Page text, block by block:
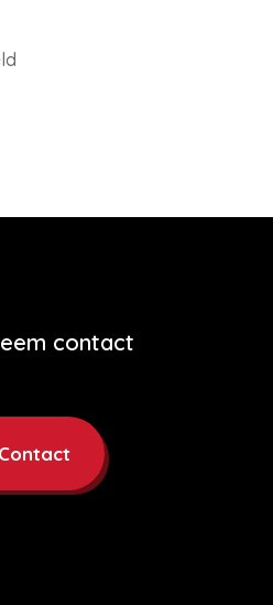
contact
Contact